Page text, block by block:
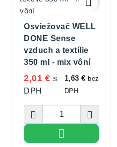
Osviežovač WELL
DONE Sense
vzduch a textílie
350 ml - mix vôní
2,01 € s
DPH
1,63 €bez
DPH
 
